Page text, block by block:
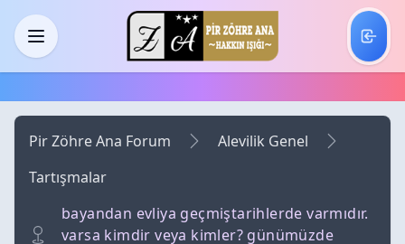
Skip to main content
Menü
Pir Zöhre Ana Forum
Alevilik Genel
Tartışmalar
bayandan evliya geçmiştarihlerde varmıdır.
varsa kimdir veya kimler? günümüzde